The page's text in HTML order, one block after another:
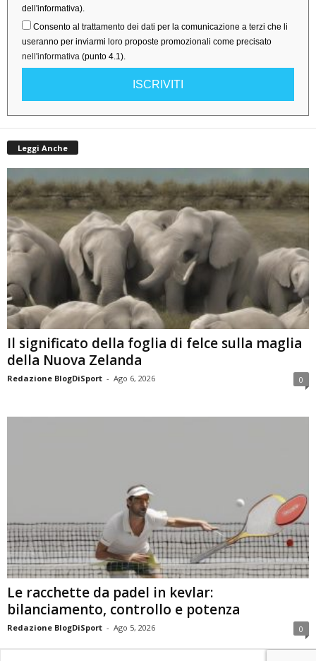
dell'informativa).
Consento al trattamento dei dati per la comunicazione a terzi che li
useranno per inviarmi loro proposte promozionali come precisato
nell'informativa (punto 4.1).
ISCRIVITI
Leggi Anche
Il significato della foglia di felce sulla maglia
della Nuova Zelanda
Redazione BlogDiSport - Ago 6, 2026 0
Le racchette da padel in kevlar:
bilanciamento, controllo e potenza
Redazione BlogDiSport - Ago 5, 2026 0